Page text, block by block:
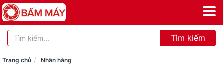
Tìm kiếm
Trang chủ Nhãn hàng